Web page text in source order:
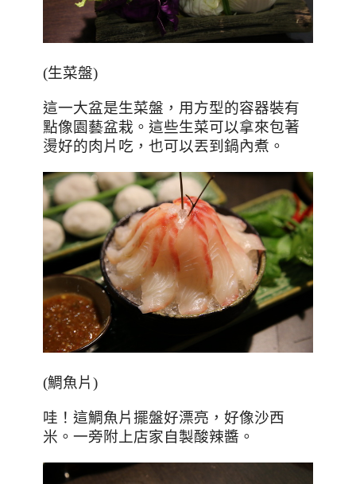
(生菜盤)
這一大盆是生菜盤，用方型的容器裝有
點像園藝盆栽。這些生菜可以拿來包著
燙好的肉片吃，也可以丟到鍋內煮。
(鯛魚片)
哇！這鯛魚片擺盤好漂亮，好像沙西
米。一旁附上店家自製酸辣醬。